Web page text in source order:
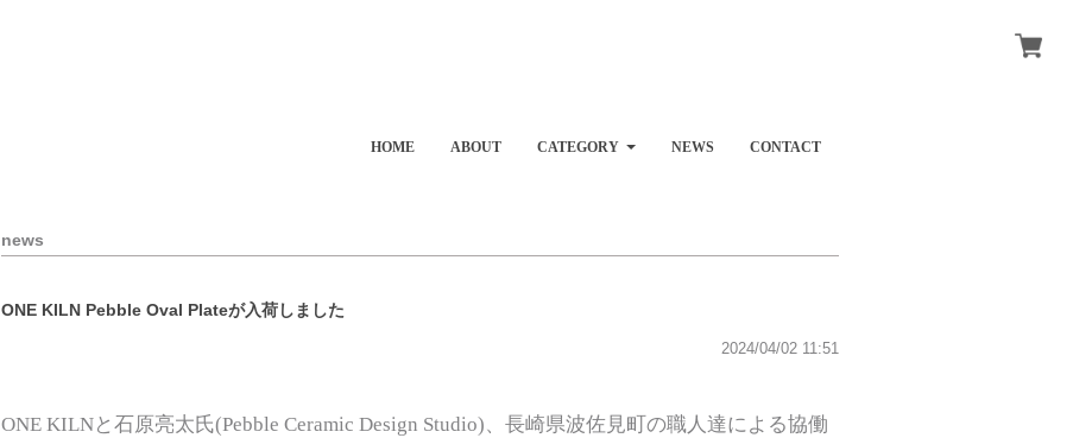
HOME ABOUT CATEGORY NEWS CONTACT
news
ONE KILN Pebble Oval Plateが入荷しました
2024/04/02 11:51
ONE KILNと石原亮太氏(Pebble Ceramic Design Studio)、長崎県波佐見町の職人達による協働